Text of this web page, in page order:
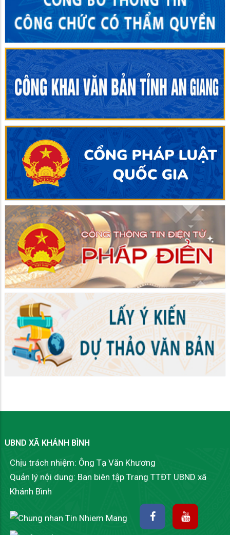
UBND XÃ KHÁNH BÌNH
Chịu trách nhiệm: Ông Tạ Văn Khương
Quản lý nội dung: Ban biên tập Trang TTĐT UBND xã
Khánh Bình